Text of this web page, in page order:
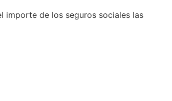
importe de los seguros sociales las